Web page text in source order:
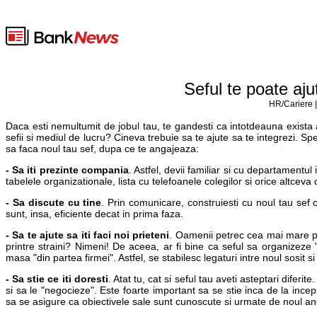
Seful te poate
HR/Cariere
Daca esti nemultumit de jobul tau, te gandesti ca intotdeauna
sefii si mediul de lucru? Cineva trebuie sa te ajute sa te integrezi.
sa faca noul tau sef, dupa ce te angajeaza:
- Sa iti prezinte compania. Astfel, devii familiar si cu
tabelele organizationale, lista cu telefoanele colegilor si orice altceva
- Sa discute cu tine . Prin comunicare, construiesti cu noul tau
sunt, insa, eficiente decat in prima faza.
- Sa te ajute sa iti faci noi prieteni . Oamenii petrec cea mai
printre straini? Nimeni! De aceea, ar fi bine ca seful sa
masa "din partea firmei". Astfel, se stabilesc legaturi intre noul sosit
- Sa stie ce iti doresti . Atat tu, cat si seful tau aveti asteptari
si sa le "negocieze". Este foarte important sa se stie inca de la
sa se asigure ca obiectivele sale sunt cunoscute si urmate de noul